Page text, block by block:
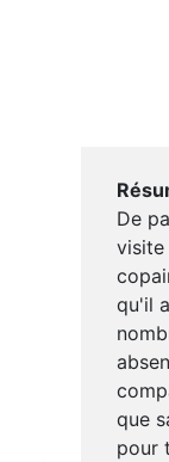
De
visite
qu'il
que
pour